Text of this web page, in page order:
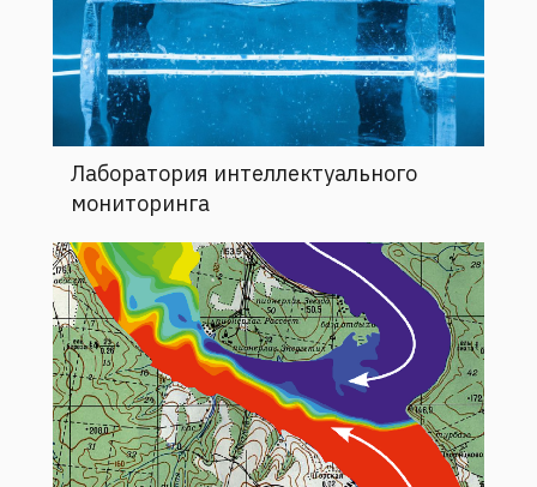
Лаборатория интеллектуального
мониторинга